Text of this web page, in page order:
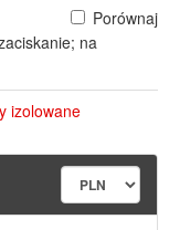
Porównaj
na
izolowane